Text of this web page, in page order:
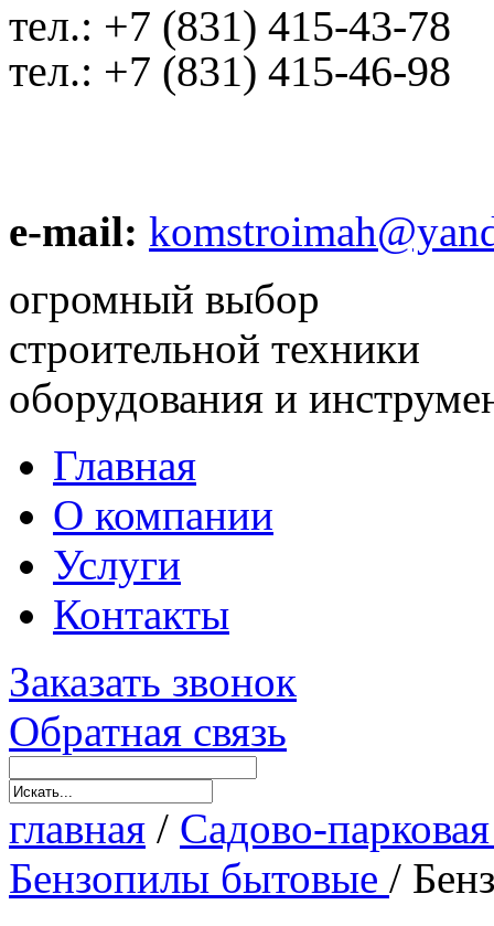
тел.: +7 (831) 415-43-78
тел.: +7 (831) 415-46-98
e-mail:
огромный выбор
строительной техники
оборудования и
Главная
О компании
Услуги
Контакты
Заказать звонок
Обратная связь
главная / Садово-
Бензопилы бытовые /